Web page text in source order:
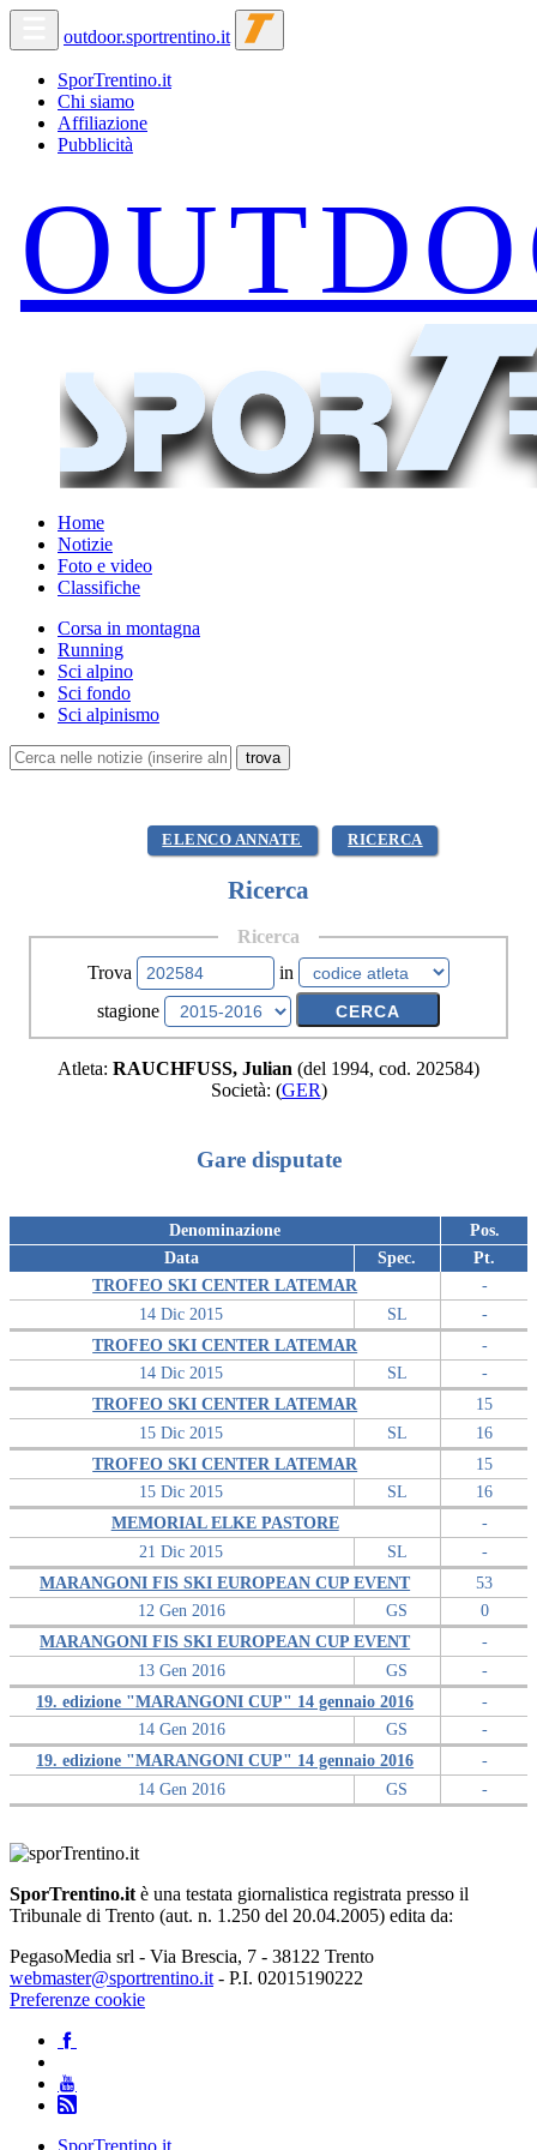
outdoor.sportrentino.it
SporTrentino.it
Chi siamo
Affiliazione
Pubblicità
Home
Notizie
Foto e video
Classifiche
Corsa in montagna
Running
Sci alpino
Sci fondo
Sci alpinismo
ELENCO ANNATE RICERCA
Ricerca
Ricerca
Trova
in
stagione
Atleta: RAUCHFUSS, Julian (del 1994, cod. 202584)
Società: (GER)
Gare disputate
Data
Denominazione
Spec.
Pos.
Pt.
14 Dic 2015
TROFEO SKI CENTER LATEMAR
SL
-
-
14 Dic 2015
TROFEO SKI CENTER LATEMAR
SL
-
-
15 Dic 2015
TROFEO SKI CENTER LATEMAR
SL
15
16
15 Dic 2015
TROFEO SKI CENTER LATEMAR
SL
15
16
21 Dic 2015
MEMORIAL ELKE PASTORE
SL
-
-
12 Gen 2016
MARANGONI FIS SKI EUROPEAN CUP EVENT
GS
53
0
13 Gen 2016
MARANGONI FIS SKI EUROPEAN CUP EVENT
GS
-
-
14 Gen 2016
19. edizione "MARANGONI CUP" 14 gennaio 2016
GS
-
-
14 Gen 2016
19. edizione "MARANGONI CUP" 14 gennaio 2016
GS
-
-
SporTrentino.it è una testata giornalistica registrata presso il
Tribunale di Trento (aut. n. 1.250 del 20.04.2005) edita da:
PegasoMedia srl - Via Brescia, 7 - 38122 Trento
webmaster@sportrentino.it - P.I. 02015190222
Preferenze cookie
SporTrentino.it